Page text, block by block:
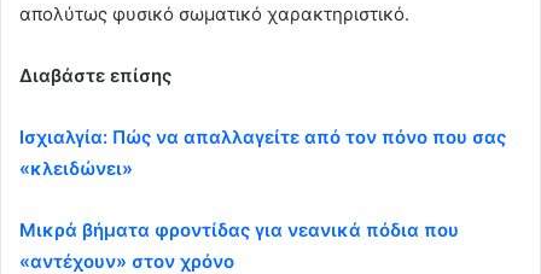
απολύτως φυσικό σωματικό χαρακτηριστικό.
Διαβάστε επίσης
Ισχιαλγία: Πώς να απαλλαγείτε από τον πόνο που σας
«κλειδώνει»
Μικρά βήματα φροντίδας για νεανικά πόδια που
«αντέχουν» στον χρόνο